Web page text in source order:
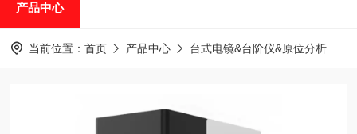
产品中心
当前位置： 首页 产品中心 台式电镜&台阶仪&原位分析